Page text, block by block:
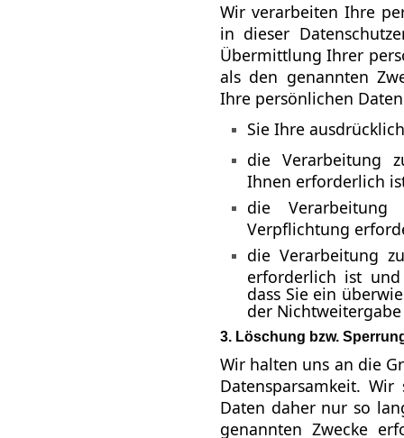
Wir verarbeiten Ihre
in dieser
Übermittlung Ihrer
als den genannten
Ihre persönlichen
Sie Ihre
die Verarbeitung
Ihnen erforderlich
die
Verpflichtung
die Verarbeitung
erforderlich ist
dass Sie ein
der
3. Löschung bzw.
Wir halten uns an die
Datensparsamkeit.
Daten daher nur so
genannten Zwecke